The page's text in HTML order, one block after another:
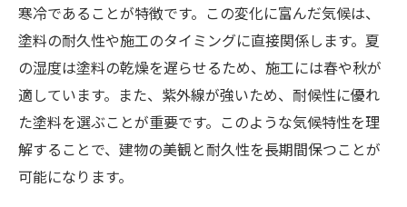
寒冷であることが特徴です。この変化に富んだ気候は、
塗料の耐久性や施工のタイミングに直接関係します。夏
の湿度は塗料の乾燥を遅らせるため、施工には春や秋が
適しています。また、紫外線が強いため、耐候性に優れ
た塗料を選ぶことが重要です。このような気候特性を理
解することで、建物の美観と耐久性を長期間保つことが
可能になります。